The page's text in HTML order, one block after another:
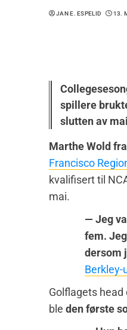
JAN E. ESPELID 13.
spillere
slutten av
Marthe Wold
Francisco
kvalifisert til
mai.
— Jeg
fem.
dersom
Golflagets head
ble den første